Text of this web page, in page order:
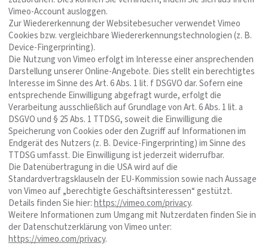
Vimeo-Account ausloggen.
Zur Wiedererkennung der Websitebesucher verwendet Vimeo
Cookies bzw. vergleichbare Wiedererkennungstechnologien (z. B.
Device-Fingerprinting).
Die Nutzung von Vimeo erfolgt im Interesse einer ansprechenden
Darstellung unserer Online-Angebote. Dies stellt ein berechtigtes
Interesse im Sinne des Art. 6 Abs. 1 lit. f DSGVO dar. Sofern eine
entsprechende Einwilligung abgefragt wurde, erfolgt die
Verarbeitung ausschließlich auf Grundlage von Art. 6 Abs. 1 lit. a
DSGVO und § 25 Abs. 1 TTDSG, soweit die Einwilligung die
Speicherung von Cookies oder den Zugriff auf Informationen im
Endgerät des Nutzers (z. B. Device-Fingerprinting) im Sinne des
TTDSG umfasst. Die Einwilligung ist jederzeit widerrufbar.
Die Datenübertragung in die USA wird auf die
Standardvertragsklauseln der EU-Kommission sowie nach Aussage
von Vimeo auf „berechtigte Geschäftsinteressen“ gestützt.
Details finden Sie hier:https://vimeo.com/privacy.
Weitere Informationen zum Umgang mit Nutzerdaten finden Sie in
der Datenschutzerklärung von Vimeo unter:
https://vimeo.com/privacy.